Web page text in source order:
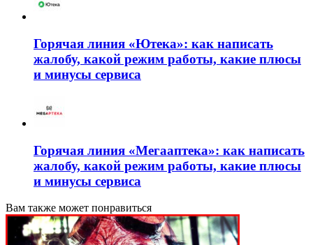
Горячая линия «Ютека»: как написать
жалобу, какой режим работы, какие плюсы
и минусы сервиса
Горячая линия «Мегааптека»: как написать
жалобу, какой режим работы, какие плюсы
и минусы сервиса
Вам также может понравиться